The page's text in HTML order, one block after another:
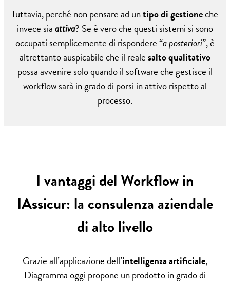
Tuttavia, perché non pensare ad untipo di gestioneche
invece siaattiva? Se è vero che questi sistemi si sono
occupati semplicemente di rispondere “a posteriori”, è
altrettanto auspicabile che il realesalto qualitativo
possa avvenire solo quando il software che gestisce il
workflow sarà in grado di porsi in attivo rispetto al
processo.
I vantaggi del Workflow in
IAssicur: la consulenza aziendale
di alto livello
Grazie all’applicazione dell’intelligenza artificiale,
Diagramma oggi propone un prodotto in grado di